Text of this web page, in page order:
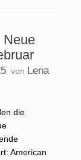
Neue
von Lena
die
American